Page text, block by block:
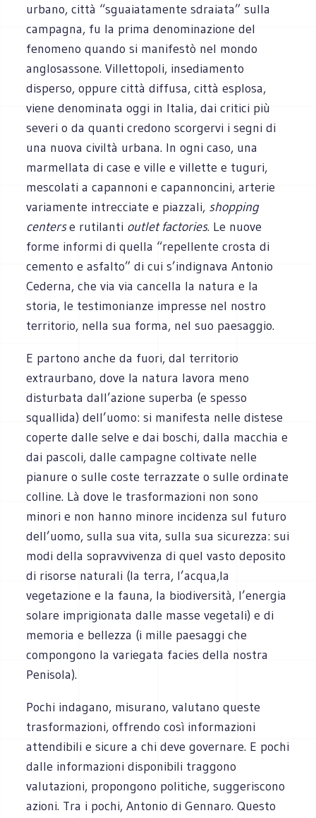
urbano, città “sguaiatamente sdraiata” sulla
campagna, fu la prima denominazione del
fenomeno quando si manifestò nel mondo
anglosassone. Villettopoli, insediamento
disperso, oppure città diffusa, città esplosa,
viene denominata oggi in Italia, dai critici più
severi o da quanti credono scorgervi i segni di
una nuova civiltà urbana. In ogni caso, una
marmellata di case e ville e villette e tuguri,
mescolati a capannoni e capannoncini, arterie
variamente intrecciate e piazzali, shopping
centerse rutilanti outlet factories. Le nuove
forme informi di quella “repellente crosta di
cemento e asfalto” di cui s’indignava Antonio
Cederna, che via via cancella la natura e la
storia, le testimonianze impresse nel nostro
territorio, nella sua forma, nel suo paesaggio.
E partono anche da fuori, dal territorio
extraurbano, dove la natura lavora meno
disturbata dall’azione superba (e spesso
squallida) dell’uomo: si manifesta nelle distese
coperte dalle selve e dai boschi, dalla macchia e
dai pascoli, dalle campagne coltivate nelle
pianure o sulle coste terrazzate o sulle ordinate
colline. Là dove le trasformazioni non sono
minori e non hanno minore incidenza sul futuro
dell’uomo, sulla sua vita, sulla sua sicurezza: sui
modi della sopravvivenza di quel vasto deposito
di risorse naturali (la terra, l’acqua,la
vegetazione e la fauna, la biodiversità, l’energia
solare imprigionata dalle masse vegetali) e di
memoria e bellezza (i mille paesaggi che
compongono la variegata facies della nostra
Penisola).
Pochi indagano, misurano, valutano queste
trasformazioni, offrendo così informazioni
attendibili e sicure a chi deve governare. E pochi
dalle informazioni disponibili traggono
valutazioni, propongono politiche, suggeriscono
azioni. Tra i pochi, Antonio di Gennaro. Questo